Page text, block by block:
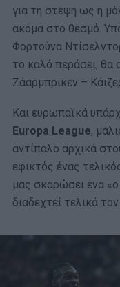
για τη στέψη ως η
ακόμα στο θεσμό.
Φορτούνα
το καλό περάσει, θα
Ζάαρμπρικεν –
Και ευρωπαϊκά
Europa League,
αντίπαλο αρχικά
εφικτός ένας
μας σκαρώσει ένα
διαδεχτεί τελικά τον